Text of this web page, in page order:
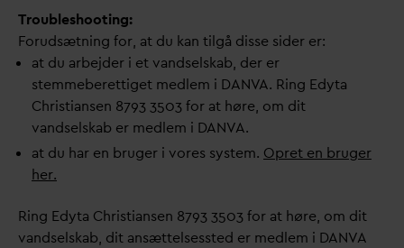
Troubleshooting:
Forudsætning for, at du kan tilgå disse sider er:
at du arbejder i et vandselskab, der er
stemmeberettiget medlem i DANVA. Ring Edyta
Christiansen 8793 3503 for at høre, om dit
vandselskab er medlem i DANVA.
at du har en bruger i vores system. Opret en bruger
her.
Ring Edyta Christiansen 8793 3503 for at høre, om dit
vandselskab, dit ansættelsessted er medlem i DANVA